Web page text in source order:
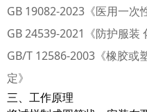
GB 19082-2023《医用一次
GB 24539-2021《防护服装
GB/T 12586-2003《橡胶或
定》
三、工作原理